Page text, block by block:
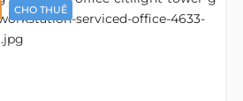
CHO THUÊ